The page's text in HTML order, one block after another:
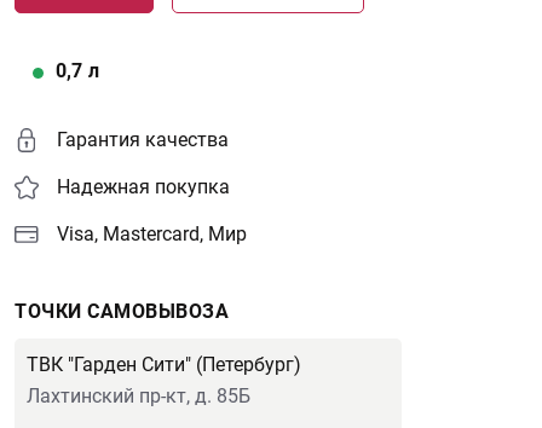
0,7 л
Гарантия качества
Надежная покупка
Visa, Mastercard, Мир
ТОЧКИ САМОВЫВОЗА
ТВК "Гарден Сити" (Петербург)
Лахтинский пр-кт, д. 85Б